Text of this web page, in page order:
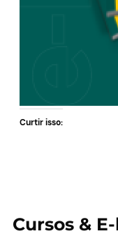
Curtir isso:
Cursos &